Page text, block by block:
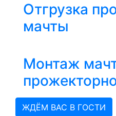
Отгрузка
мачты
Монтаж
ЖДЁМ ВАС В ГОСТИ